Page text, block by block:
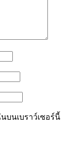
บนเบราว์เซอร์นี้